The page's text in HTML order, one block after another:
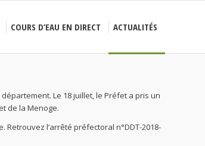
COURS D’EAU EN DIRECT ACTUALITÉS
Le 18 juillet, le Préfet a pris un
de la Menoge.
l’arrêté préfectoral n°DDT-2018-